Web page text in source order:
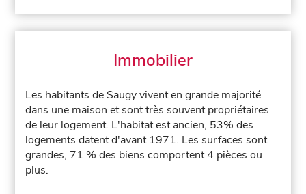
Immobilier
Les habitants de Saugy vivent en grande majorité
dans une maison et sont très souvent propriétaires
de leur logement. L'habitat est ancien, 53% des
logements datent d'avant 1971. Les surfaces sont
grandes, 71 % des biens comportent 4 pièces ou
plus.